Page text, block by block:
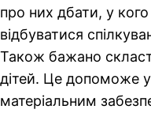
про них дбати, у
відбуватися
Також бажано
дітей. Це допоможе
матеріальним